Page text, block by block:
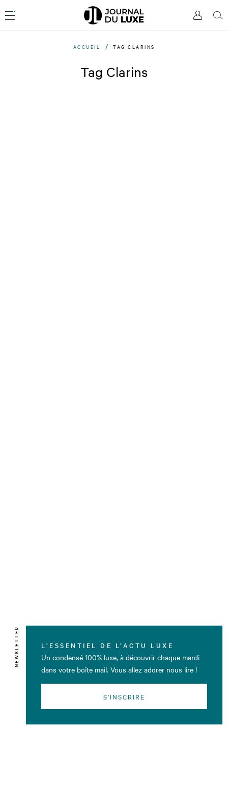
directement
Mon
Menu
ACCUEIL TAG CLARINS
Tag Clarins
NEWSLETTER L’ESSENTIEL DE L’ACTU LUXE
Un condensé 100% luxe, à découvrir chaque mardi
dans votre boîte mail. Vous allez adorer nous lire !
S'INSCRIRE